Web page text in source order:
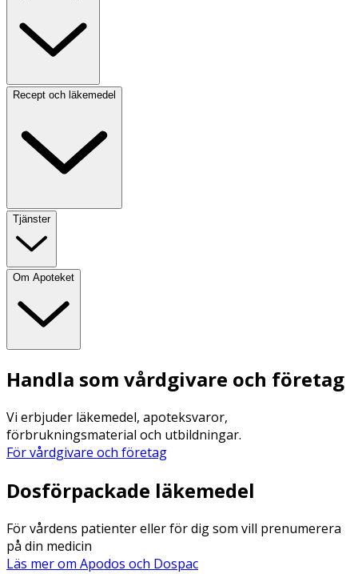
Recept och läkemedel
Tjänster
Om Apoteket
Handla som vårdgivare och företag
Vi erbjuder läkemedel, apoteksvaror,
förbrukningsmaterial och utbildningar.
För vårdgivare och företag
Dosförpackade läkemedel
För vårdens patienter eller för dig som vill prenumerera
på din medicin
Läs mer om Apodos och Dospac